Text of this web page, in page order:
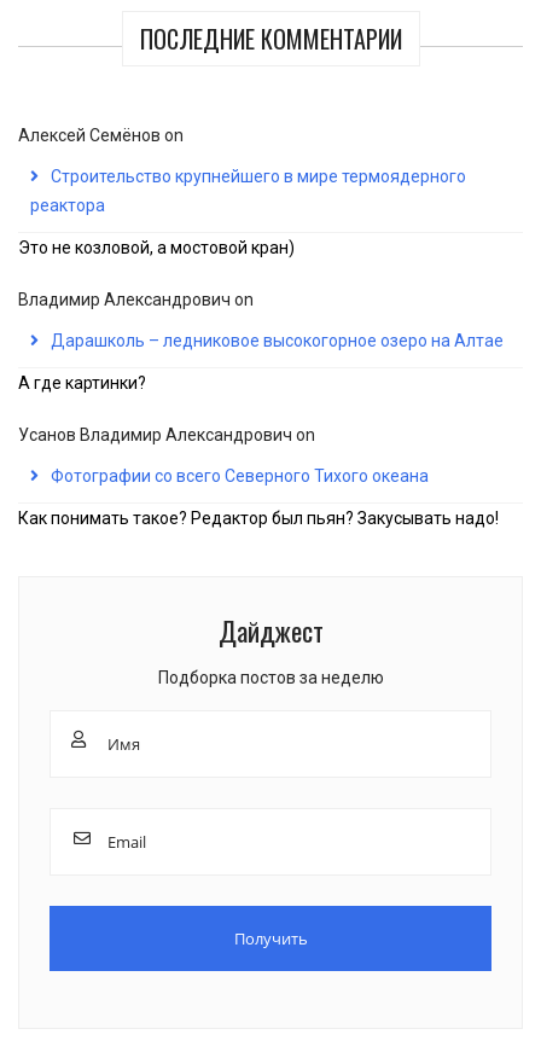
ПОСЛЕДНИЕ КОММЕНТАРИИ
Алексей Семёнов on
Строительство крупнейшего в мире термоядерного
реактора
Это не козловой, а мостовой кран)
Владимир Александрович on
Дарашколь – ледниковое высокогорное озеро на Алтае
А где картинки?
Усанов Владимир Александрович on
Фотографии со всего Северного Тихого океана
Как понимать такое? Редактор был пьян? Закусывать надо!
Дайджест
Подборка постов за неделю